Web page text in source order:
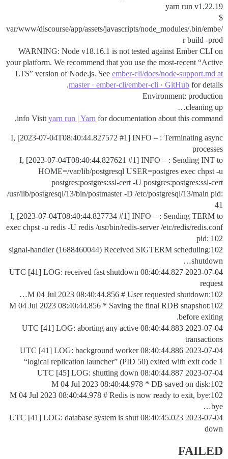
yarn run v1.22.19
$
/var/www/discourse/app/assets/javascripts/node_modules/.bin/embe
r build -prod
WARNING: Node v18.16.1 is not tested against Ember CLI on
your platform. We recommend that you use the most-recent “Active
LTS” version of Node.js. See ember-cli/docs/node-support.md at
master · ember-cli/ember-cli · GitHub for details.
Environment: production
cleaning up…
info Visit yarn run | Yarn for documentation about this command.
I, [2023-07-04T08:40:44.827572 #1] INFO – : Terminating async
processes
I, [2023-07-04T08:40:44.827621 #1] INFO – : Sending INT to
HOME=/var/lib/postgresql USER=postgres exec chpst -u
postgres:postgres:ssl-cert -U postgres:postgres:ssl-cert
/usr/lib/postgresql/13/bin/postmaster -D /etc/postgresql/13/main pid:
41
I, [2023-07-04T08:40:44.827734 #1] INFO – : Sending TERM to
exec chpst -u redis -U redis /usr/bin/redis-server /etc/redis/redis.conf
pid: 102
102:signal-handler (1688460044) Received SIGTERM scheduling
shutdown…
2023-07-04 08:40:44.827 UTC [41] LOG: received fast shutdown
request
102:M 04 Jul 2023 08:40:44.856 # User requested shutdown…
102:M 04 Jul 2023 08:40:44.856 * Saving the final RDB snapshot
before exiting.
2023-07-04 08:40:44.883 UTC [41] LOG: aborting any active
transactions
2023-07-04 08:40:44.886 UTC [41] LOG: background worker
“logical replication launcher” (PID 50) exited with exit code 1
2023-07-04 08:40:44.887 UTC [45] LOG: shutting down
102:M 04 Jul 2023 08:40:44.978 * DB saved on disk
102:M 04 Jul 2023 08:40:44.978 # Redis is now ready to exit, bye
bye…
2023-07-04 08:40:45.023 UTC [41] LOG: database system is shut
down
FAILED